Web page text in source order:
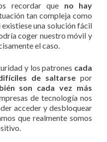
recordar que no hay
tan compleja como
una solución fácil
coger nuestro móvil y
el caso.
y los patrones cada
de saltarsepor
son cada vez más
de tecnología nos
acceder y desbloquear
que realmente somos